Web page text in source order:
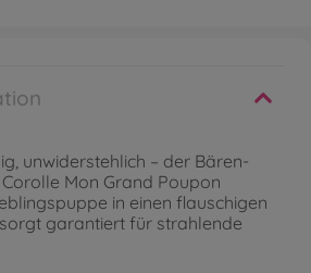
unwiderstehlich – der Bären-
Mon Grand Poupon
in einen flauschigen
garantiert für strahlende